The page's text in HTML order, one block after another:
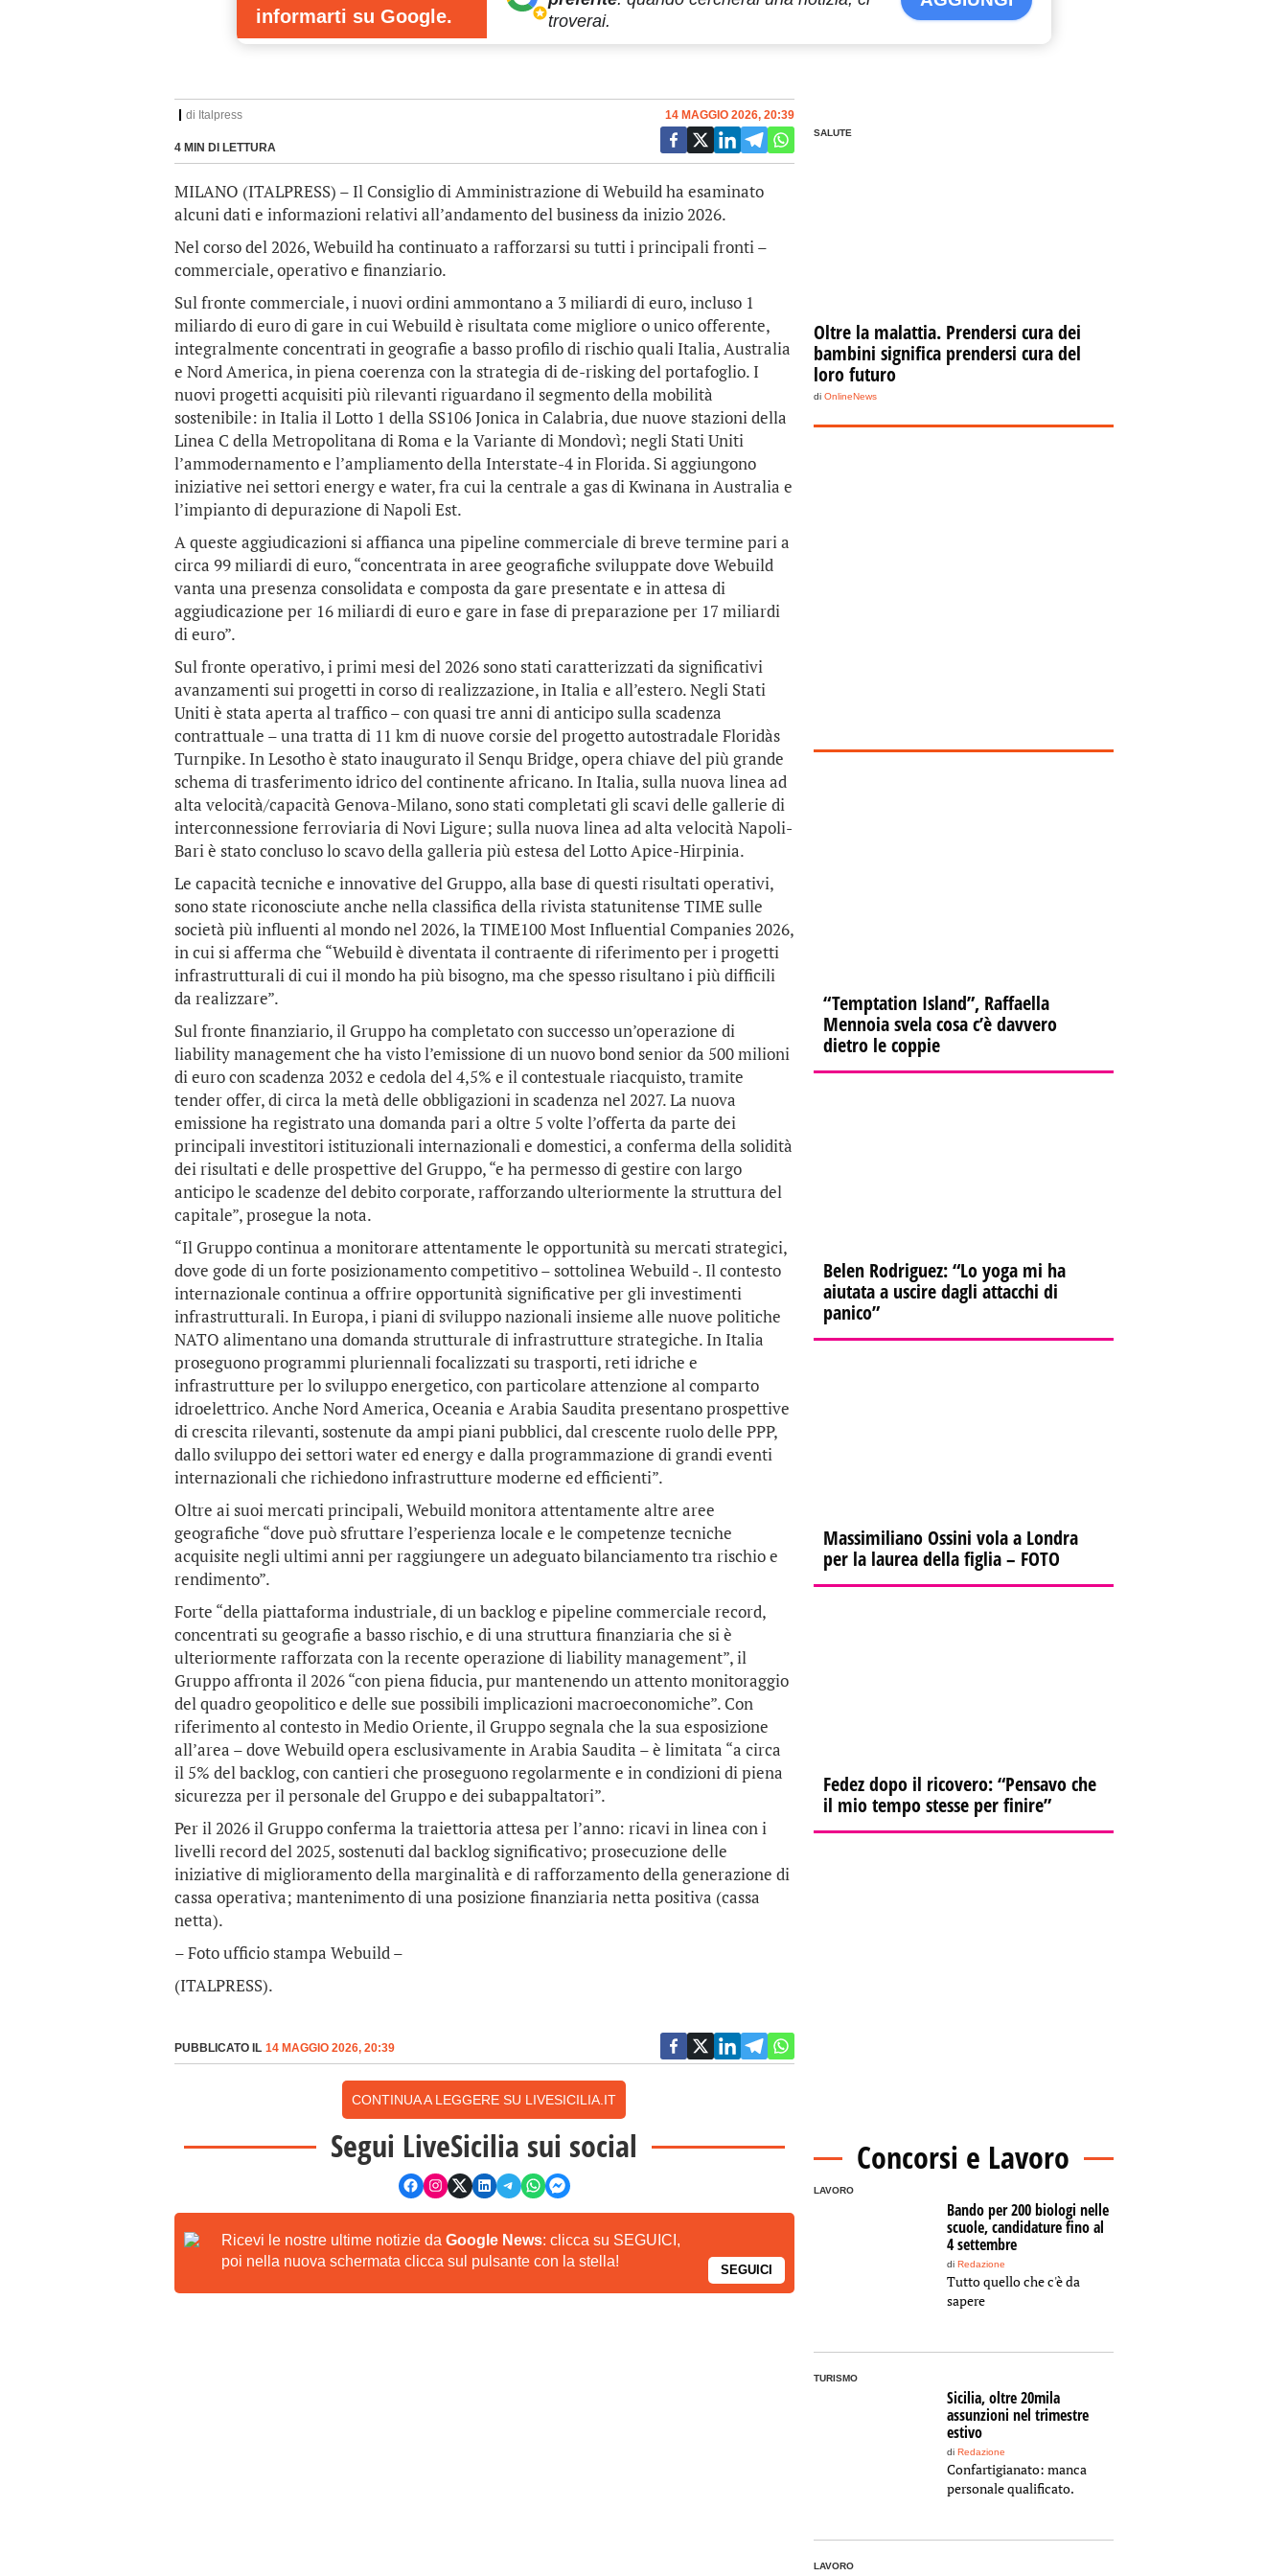
informarti su Google.
troverai.
di Italpress
4 MIN DI LETTURA
14 MAGGIO 2026, 20:39
MILANO (ITALPRESS) – Il Consiglio di Amministrazione di Webuild ha esaminato
alcuni dati e informazioni relativi all’andamento del business da inizio 2026.
Nel corso del 2026, Webuild ha continuato a rafforzarsi su tutti i principali fronti –
commerciale, operativo e finanziario.
Sul fronte commerciale, i nuovi ordini ammontano a 3 miliardi di euro, incluso 1
miliardo di euro di gare in cui Webuild è risultata come migliore o unico offerente,
integralmente concentrati in geografie a basso profilo di rischio quali Italia, Australia
e Nord America, in piena coerenza con la strategia di de-risking del portafoglio. I
nuovi progetti acquisiti più rilevanti riguardano il segmento della mobilità
sostenibile: in Italia il Lotto 1 della SS106 Jonica in Calabria, due nuove stazioni della
Linea C della Metropolitana di Roma e la Variante di Mondovì; negli Stati Uniti
l’ammodernamento e l’ampliamento della Interstate-4 in Florida. Si aggiungono
iniziative nei settori energy e water, fra cui la centrale a gas di Kwinana in Australia e
l’impianto di depurazione di Napoli Est.
A queste aggiudicazioni si affianca una pipeline commerciale di breve termine pari a
circa 99 miliardi di euro, “concentrata in aree geografiche sviluppate dove Webuild
vanta una presenza consolidata e composta da gare presentate e in attesa di
aggiudicazione per 16 miliardi di euro e gare in fase di preparazione per 17 miliardi
di euro”.
Sul fronte operativo, i primi mesi del 2026 sono stati caratterizzati da significativi
avanzamenti sui progetti in corso di realizzazione, in Italia e all’estero. Negli Stati
Uniti è stata aperta al traffico – con quasi tre anni di anticipo sulla scadenza
contrattuale – una tratta di 11 km di nuove corsie del progetto autostradale Floridàs
Turnpike. In Lesotho è stato inaugurato il Senqu Bridge, opera chiave del più grande
schema di trasferimento idrico del continente africano. In Italia, sulla nuova linea ad
alta velocità/capacità Genova-Milano, sono stati completati gli scavi delle gallerie di
interconnessione ferroviaria di Novi Ligure; sulla nuova linea ad alta velocità Napoli-
Bari è stato concluso lo scavo della galleria più estesa del Lotto Apice-Hirpinia.
Le capacità tecniche e innovative del Gruppo, alla base di questi risultati operativi,
sono state riconosciute anche nella classifica della rivista statunitense TIME sulle
società più influenti al mondo nel 2026, la TIME100 Most Influential Companies 2026,
in cui si afferma che “Webuild è diventata il contraente di riferimento per i progetti
infrastrutturali di cui il mondo ha più bisogno, ma che spesso risultano i più difficili
da realizzare”.
Sul fronte finanziario, il Gruppo ha completato con successo un’operazione di
liability management che ha visto l’emissione di un nuovo bond senior da 500 milioni
di euro con scadenza 2032 e cedola del 4,5% e il contestuale riacquisto, tramite
tender offer, di circa la metà delle obbligazioni in scadenza nel 2027. La nuova
emissione ha registrato una domanda pari a oltre 5 volte l’offerta da parte dei
principali investitori istituzionali internazionali e domestici, a conferma della solidità
dei risultati e delle prospettive del Gruppo, “e ha permesso di gestire con largo
anticipo le scadenze del debito corporate, rafforzando ulteriormente la struttura del
capitale”, prosegue la nota.
“Il Gruppo continua a monitorare attentamente le opportunità su mercati strategici,
dove gode di un forte posizionamento competitivo – sottolinea Webuild -. Il contesto
internazionale continua a offrire opportunità significative per gli investimenti
infrastrutturali. In Europa, i piani di sviluppo nazionali insieme alle nuove politiche
NATO alimentano una domanda strutturale di infrastrutture strategiche. In Italia
proseguono programmi pluriennali focalizzati su trasporti, reti idriche e
infrastrutture per lo sviluppo energetico, con particolare attenzione al comparto
idroelettrico. Anche Nord America, Oceania e Arabia Saudita presentano prospettive
di crescita rilevanti, sostenute da ampi piani pubblici, dal crescente ruolo delle PPP,
dallo sviluppo dei settori water ed energy e dalla programmazione di grandi eventi
internazionali che richiedono infrastrutture moderne ed efficienti”.
Oltre ai suoi mercati principali, Webuild monitora attentamente altre aree
geografiche “dove può sfruttare l’esperienza locale e le competenze tecniche
acquisite negli ultimi anni per raggiungere un adeguato bilanciamento tra rischio e
rendimento”.
Forte “della piattaforma industriale, di un backlog e pipeline commerciale record,
concentrati su geografie a basso rischio, e di una struttura finanziaria che si è
ulteriormente rafforzata con la recente operazione di liability management”, il
Gruppo affronta il 2026 “con piena fiducia, pur mantenendo un attento monitoraggio
del quadro geopolitico e delle sue possibili implicazioni macroeconomiche”. Con
riferimento al contesto in Medio Oriente, il Gruppo segnala che la sua esposizione
all’area – dove Webuild opera esclusivamente in Arabia Saudita – è limitata “a circa
il 5% del backlog, con cantieri che proseguono regolarmente e in condizioni di piena
sicurezza per il personale del Gruppo e dei subappaltatori”.
Per il 2026 il Gruppo conferma la traiettoria attesa per l’anno: ricavi in linea con i
livelli record del 2025, sostenuti dal backlog significativo; prosecuzione delle
iniziative di miglioramento della marginalità e di rafforzamento della generazione di
cassa operativa; mantenimento di una posizione finanziaria netta positiva (cassa
netta).
– Foto ufficio stampa Webuild –
(ITALPRESS).
PUBBLICATO IL 14 MAGGIO 2026, 20:39
CONTINUA A LEGGERE SU LIVESICILIA.IT
Segui LiveSicilia sui social
Ricevi le nostre ultime notizie da Google News: clicca su SEGUICI,
poi nella nuova schermata clicca sul pulsante con la stella!
SEGUICI
SALUTE
Oltre la malattia. Prendersi cura dei
bambini significa prendersi cura del
loro futuro
di OnlineNews
“Temptation Island”, Raffaella
Mennoia svela cosa c’è davvero
dietro le coppie
Belen Rodriguez: “Lo yoga mi ha
aiutata a uscire dagli attacchi di
panico”
Massimiliano Ossini vola a Londra
per la laurea della figlia – FOTO
Fedez dopo il ricovero: “Pensavo che
il mio tempo stesse per finire”
Concorsi e Lavoro
LAVORO
Bando per 200 biologi nelle
scuole, candidature fino al
4 settembre
di Redazione
Tutto quello che c'è da
sapere
TURISMO
Sicilia, oltre 20mila
assunzioni nel trimestre
estivo
di Redazione
Confartigianato: manca
personale qualificato.
LAVORO